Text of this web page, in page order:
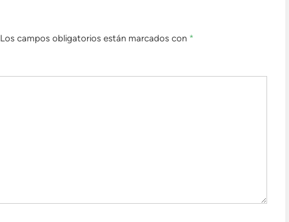
Los campos obligatorios están marcados con *